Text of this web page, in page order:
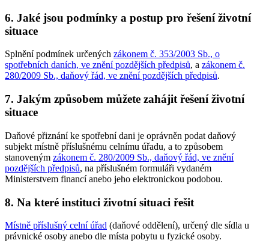
6. Jaké jsou podmínky a postup pro řešení životní
situace
Splnění podmínek určených zákonem č. 353/2003 Sb., o
spotřebních daních, ve znění pozdějších předpisů, a zákonem č.
280/2009 Sb., daňový řád, ve znění pozdějších předpisů.
7. Jakým způsobem můžete zahájit řešení životní
situace
Daňové přiznání ke spotřební dani je oprávněn podat daňový
subjekt místně příslušnému celnímu úřadu, a to způsobem
stanoveným zákonem č. 280/2009 Sb., daňový řád, ve znění
pozdějších předpisů, na příslušném formuláři vydaném
Ministerstvem financí anebo jeho elektronickou podobou.
8. Na které instituci životní situaci řešit
Místně příslušný celní úřad (daňové oddělení), určený dle sídla u
právnické osoby anebo dle místa pobytu u fyzické osoby.